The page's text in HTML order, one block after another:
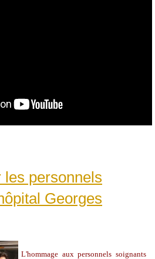
les personnels
Georges
L'hommage aux personnels soignants